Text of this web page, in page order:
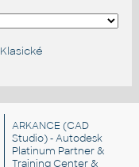
Klasické
ARKANCE (CAD
Studio) - Autodesk
Platinum Partner &
Training Center &